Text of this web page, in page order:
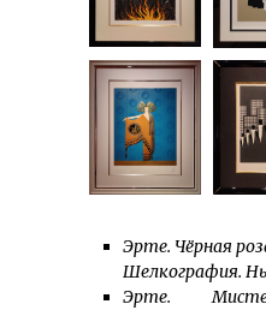
Эрте. Чёрная
Шелкография.
Эрте.